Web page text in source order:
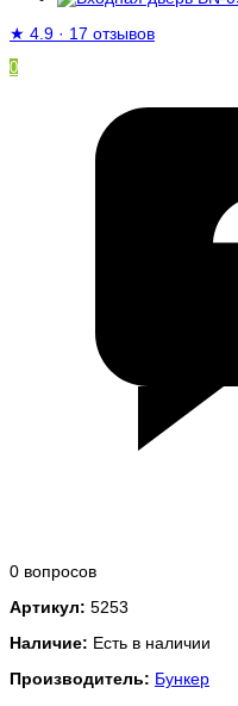
0
Ваша корзина пуста!
★ 4.9 · 17 отзывов
0 вопросов
Артикул: 5253
Наличие: Есть в наличии
Производитель: Бункер